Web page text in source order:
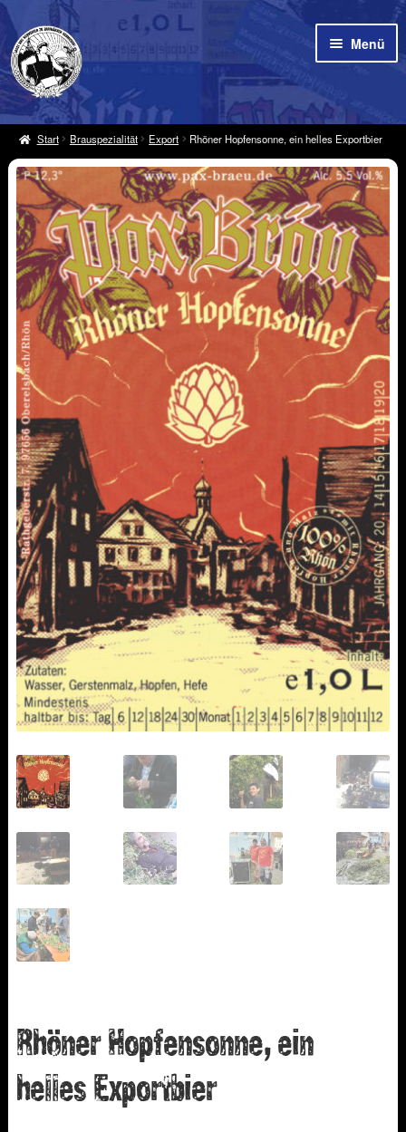
Zur
Navigation
springen
Zum
Inhalt
springen
Menü
Pax Bräu
Biere
Kontakt
News
Shop
Start Brauspezialität Export Rhöner Hopfensonne, ein helles Exportbier
Rhöner Hopfensonne, ein
helles Exportbier